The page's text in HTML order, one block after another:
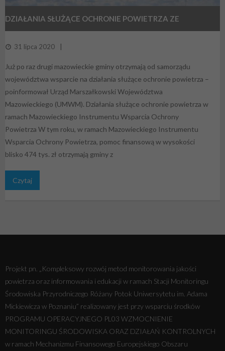
DZIAŁANIA SŁUŻĄCE OCHRONIE POWIETRZA ZE
WSPARCIEM
31 lipca 2020
Już po raz drugi mazowieckie gminy otrzymają od samorządu
województwa wsparcie na działania służące ochronie powietrza –
poinformował Urząd Marszałkowski Województwa
Mazowieckiego (UMWM). Działania służące ochronie powietrza w
ramach Mazowieckiego Instrumentu Wsparcia Ochrony
Powietrza W tym roku, w ramach Mazowieckiego Instrumentu
Wsparcia Ochrony Powietrza, pomoc finansową w wysokości
blisko 474 tys. zł otrzymają gminy z
Czytaj
Projekt pn. „Kompleksowy rozwój metod monitorowania jakości
powietrza oraz informowania i edukacji w ramach Stacji Monitoringu
Środowiska Przyrodniczego Różany Potok Uniwersytetu im. Adama
Mickiewicza w Poznaniu” realizowany jest przy wsparciu środków
PROGRAMU OPERACYJNEGO PL03 WZMOCNIENIE
MONITORINGU ŚRODOWISKA ORAZ DZIAŁAŃ KONTROLNYCH
w ramach Mechanizmu Finansowego Europejskiego Obszaru